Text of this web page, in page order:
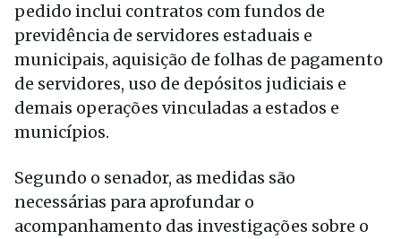
pedido inclui contratos com fundos de
previdência de servidores estaduais e
municipais, aquisição de folhas de pagamento
de servidores, uso de depósitos judiciais e
demais operações vinculadas a estados e
municípios.
Segundo o senador, as medidas são
necessárias para aprofundar o
acompanhamento das investigações sobre o